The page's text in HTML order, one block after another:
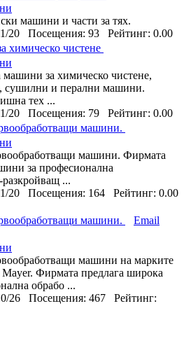
машини и части за тях.
20 Посещения: 93 Рейтинг: 0.00
химическо чистене
за химическо чистене,
сушилни и перални машини.
тех ...
20 Посещения: 79 Рейтинг: 0.00
машини.
машини. Фирмата
за професионална
...
20 Посещения: 164 Рейтинг: 0.00
машини. Email
машини на марките
Фирмата предлага широка
обрабо ...
26 Посещения: 467 Рейтинг: